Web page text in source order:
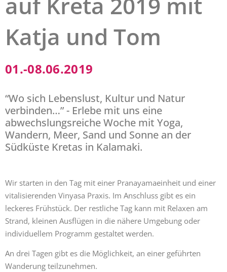
Katja und Tom
01.-08.06.2019
“Wo sich Lebenslust, Kultur und Natur
verbinden…” - Erlebe mit uns eine
abwechslungsreiche Woche mit Yoga,
Wandern, Meer, Sand und Sonne an der
Südküste Kretas in Kalamaki.
Wir starten in den Tag mit einer Pranayamaeinheit und einer
vitalisierenden Vinyasa Praxis. Im Anschluss gibt es ein
leckeres Frühstück. Der restliche Tag kann mit Relaxen am
Strand, kleinen Ausflügen in die nähere Umgebung oder
individuellem Programm gestaltet werden.
An drei Tagen gibt es die Möglichkeit, an einer geführten
Wanderung teilzunehmen.